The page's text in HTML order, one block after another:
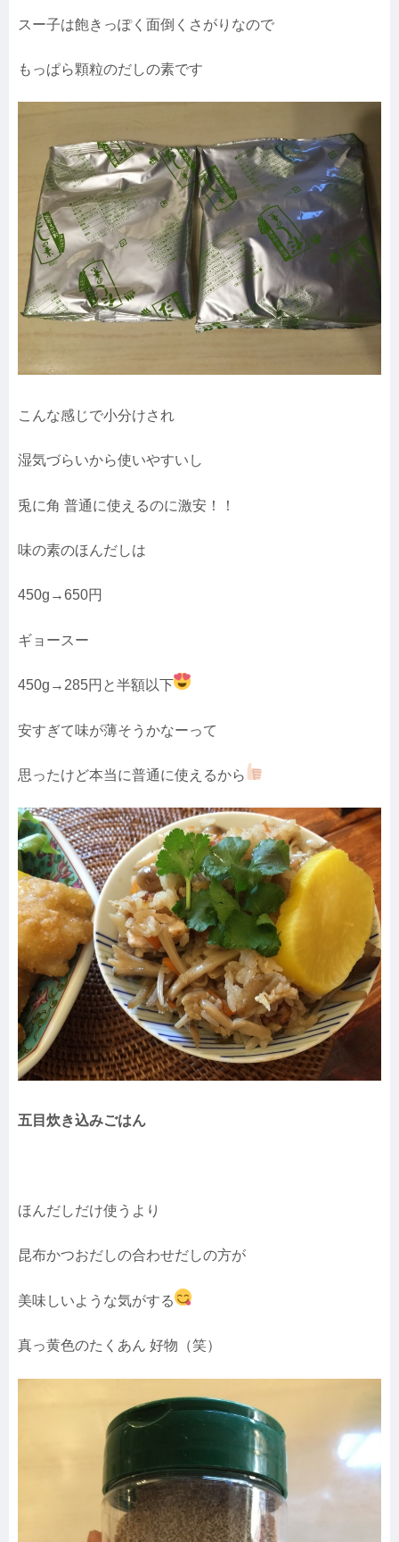
スー子は飽きっぽく面倒くさがりなので
もっぱら顆粒のだしの素です
こんな感じで小分けされ
湿気づらいから使いやすいし
兎に角 普通に使えるのに激安！！
味の素のほんだしは
450g→650円
ギョースー
450g→285円と半額以下
安すぎて味が薄そうかなーって
思ったけど本当に普通に使えるから
五目炊き込みごはん
ほんだしだけ使うより
昆布かつおだしの合わせだしの方が
美味しいような気がする
真っ黄色のたくあん 好物（笑）